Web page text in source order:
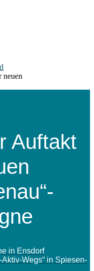
neuen
Auftakt
in Ensdorf
Wegs“ in Spiesen-